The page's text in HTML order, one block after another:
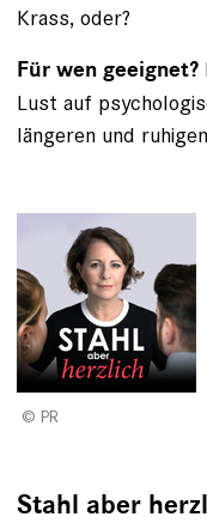
Krass, oder?
Für wen geeignet?
Lust auf
längeren und
PR
Stahl aber